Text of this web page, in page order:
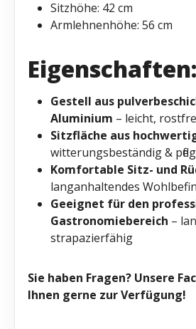
Sitzhöhe: 42 cm
Armlehnenhöhe: 56 cm
Eigenschaften:
Gestell aus
Aluminium – leicht,
Sitzfläche aus
witterungsbeständig &
Komfortable Sitz- und
langanhaltendes
Geeignet für den
Gastronomiebereich –
strapazierfähig
Sie haben Fragen? Unsere
Ihnen gerne zur Verfügung!